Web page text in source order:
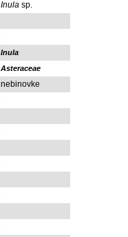
Inula sp.
Inula
Asteraceae
nebinovke